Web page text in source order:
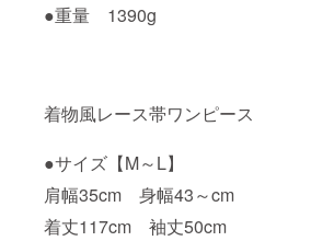
●重量 1390g
着物風レース帯ワンピース
●サイズ【M～L】
肩幅35cm 身幅43～cm
着丈117cm 袖丈50cm